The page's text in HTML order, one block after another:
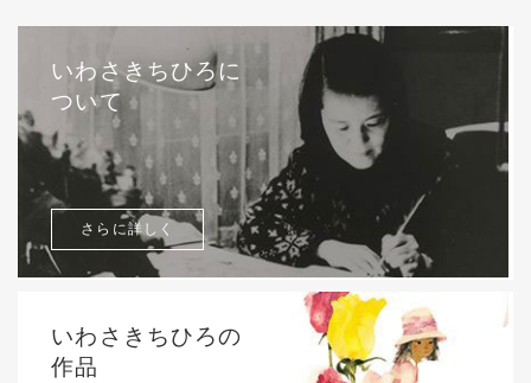
いわさきちひろに
ついて
さらに詳しく
いわさきちひろの
作品